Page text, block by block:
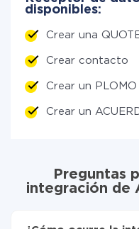
disponibles:
Crear una
Crear contacto
Crear un PLOMO
Crear un
Preguntas
integración de